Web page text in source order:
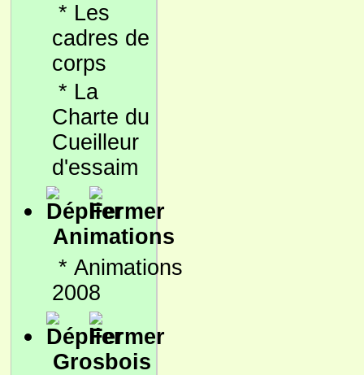
* Les
cadres de
corps
* La
Charte du
Cueilleur
d'essaim
Animations
* Animations
2008
Grosbois